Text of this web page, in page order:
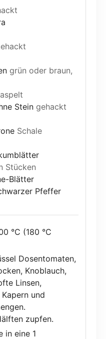
grün oder braun,
Stein gehackt
Schale
Stücken
Blätter
Pfeffer
°C (180 °C
Dosentomaten,
Knoblauch,
Linsen,
und
zupfen.
in eine 1